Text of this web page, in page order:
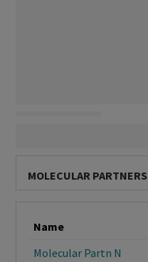
MOLECULAR PARTNERS
Name
Molecular Partn N